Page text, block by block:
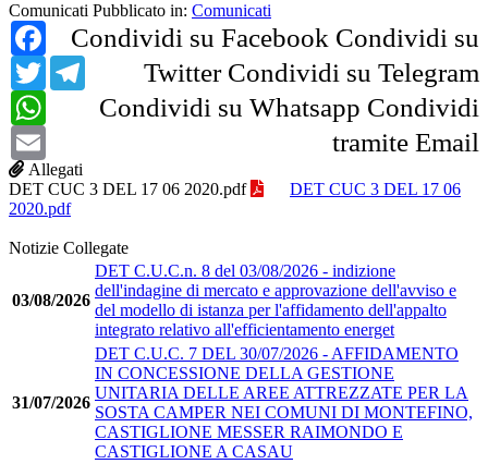
Comunicati Pubblicato in: Comunicati
Condividi su Facebook
Facebook
Condividi su
Twitter
Twitter Condividi su Telegram
Telegram
Condividi su Whatsapp
WhatsApp
Condividi
tramite Email
Allegati
DET CUC 3 DEL 17 06 2020.pdf
DET CUC 3 DEL 17 06
2020.pdf
Notizie Collegate
03/08/2026
DET C.U.C.n. 8 del 03/08/2026 - indizione
dell'indagine di mercato e approvazione dell'avviso e
del modello di istanza per l'affidamento dell'appalto
integrato relativo all'efficientamento energet
31/07/2026
DET C.U.C. 7 DEL 30/07/2026 - AFFIDAMENTO
IN CONCESSIONE DELLA GESTIONE
UNITARIA DELLE AREE ATTREZZATE PER LA
SOSTA CAMPER NEI COMUNI DI MONTEFINO,
CASTIGLIONE MESSER RAIMONDO E
CASTIGLIONE A CASAU